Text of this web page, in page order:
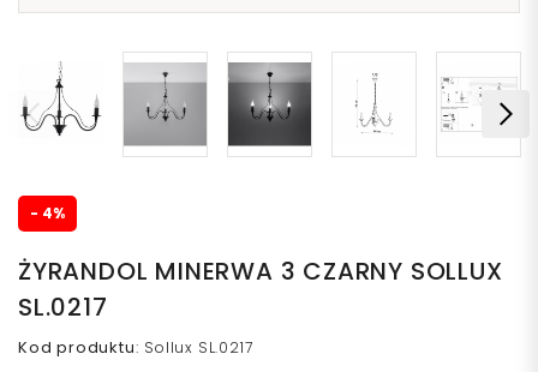
- 4%
ŻYRANDOL MINERWA 3 CZARNY SOLLUX
SL.0217
Kod produktu: Sollux SL.0217